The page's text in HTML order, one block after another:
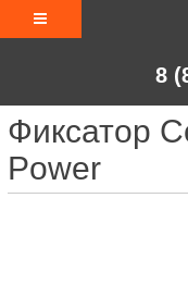
8
Фиксатор
Power